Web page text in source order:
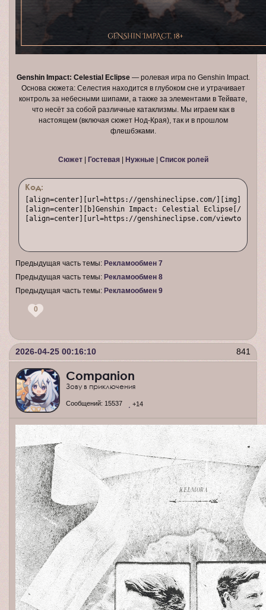
Genshin Impact: Celestial Eclipse— ролевая игра по Genshin Impact.
Основа сюжета: Селестия находится в глубоком сне и утрачивает
контроль за небесными шипами, а также за элементами в Тейвате,
что несёт за собой различные катаклизмы. Мы играем как в
настоящем (включая сюжет Нод-Края), так и в прошлом
флешбэками.
Сюжет| Гостевая| Нужные| Список ролей
Код:
[align=center][url=https://genshineclipse.com/
[align=center][b]Genshin Impact: Celestial Eclipse[/b] —
[align=center][url=https://genshineclipse.com/
Предыдущая часть темы: Рекламообмен 7
Предыдущая часть темы: Рекламообмен 8
Предыдущая часть темы: Рекламообмен 9
0
841
2026-04-25 00:16:10
Companion
Зову в приключения
Сообщений: 15537 +14